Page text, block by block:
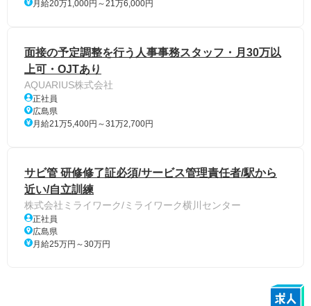
月給20万1,000円～21万6,000円
面接の予定調整を行う人事事務スタッフ・月30万以
上可・OJTあり
AQUARIUS株式会社
正社員
広島県
月給21万5,400円～31万2,700円
サビ管 研修修了証必須/サービス管理責任者/駅から
近い/自立訓練
株式会社ミライワーク/ミライワーク横川センター
正社員
広島県
月給25万円～30万円